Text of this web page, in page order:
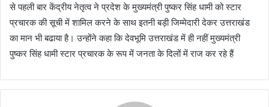
से पहली बार केंद्रीय नेतृत्व ने प्रदेश के मुख्यमंत्री पुष्कर सिंह धामी को स्टार
प्रचारक की सूची में शामिल करने के साथ इतनी बड़ी जिम्मेदारी देकर उत्तराखंड
का मान भी बढाया है। उन्होंने कहा कि देवभूमि उत्तराखंड में ही नहीं मुख्यमंत्री
पुष्कर सिंह धामी स्टार प्रचारक के रूप में जनता के दिलों में राज कर रहे हैं